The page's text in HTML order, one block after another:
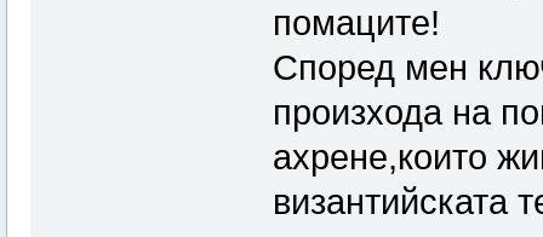
помаците!
Според мен
произхода на
ахрене,които
византийската